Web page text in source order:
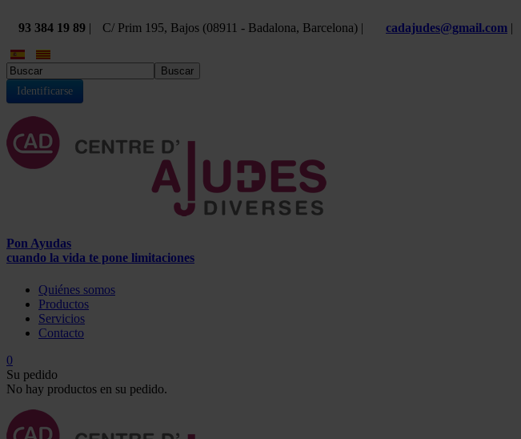
93 384 19 89 | C/ Prim 195, Bajos (08911 - Badalona, Barcelona) | cadajudes@gmail.com |
Buscar
Identificarse
Pon Ayudas
cuando la vida te pone limitaciones
Quiénes somos
Productos
Servicios
Contacto
0
Su pedido
No hay productos en su pedido.